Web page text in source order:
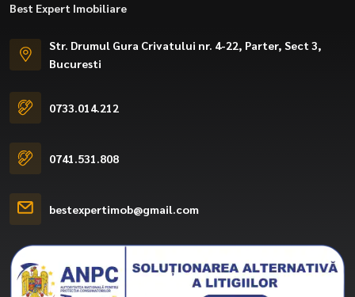
Best Expert Imobiliare
Str. Drumul Gura Crivatului nr. 4-22, Parter, Sect 3,
Bucuresti
0733.014.212
0741.531.808
bestexpertimob@gmail.com